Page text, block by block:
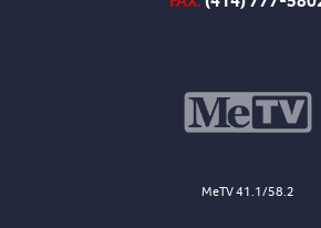
MeTV 41.1/58.2